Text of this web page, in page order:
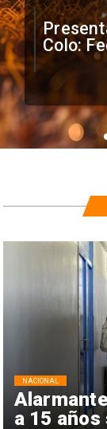
Colo:
a 15
NACIONAL